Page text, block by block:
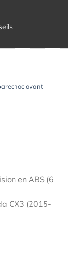
avant
en ABS (6
CX3 (2015-